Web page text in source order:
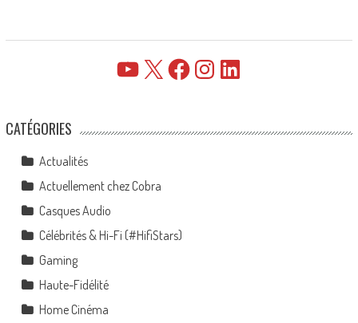
YouTube FacebookInstagramLinkedIn
CATÉGORIES
Actualités
Actuellement chez Cobra
Casques Audio
Célébrités & Hi-Fi (#HifiStars)
Gaming
Haute-Fidélité
Home Cinéma